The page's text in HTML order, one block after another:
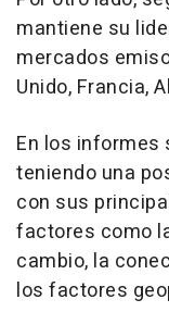
mantiene su
mercados
Unido, Francia,
En los informes
teniendo una
con sus
factores como
cambio, la
los factores